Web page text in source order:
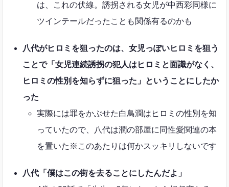
は、これの伏線。誘拐される女児が中西彩同様に
ツインテールだったことも関係有るのかも
八代がヒロミを狙ったのは、女児っぽいヒロミを狙う
ことで「女児連続誘拐の犯人はヒロミと面識がなく、
ヒロミの性別を知らずに狙った」ということにしたか
った
実際には罪をかぶせた白鳥潤はヒロミの性別を知
っていたので、八代は潤の部屋に同性愛関連の本
を置いた※このあたりは何かスッキリしないです
八代「僕はこの街を去ることにしたんだよ」